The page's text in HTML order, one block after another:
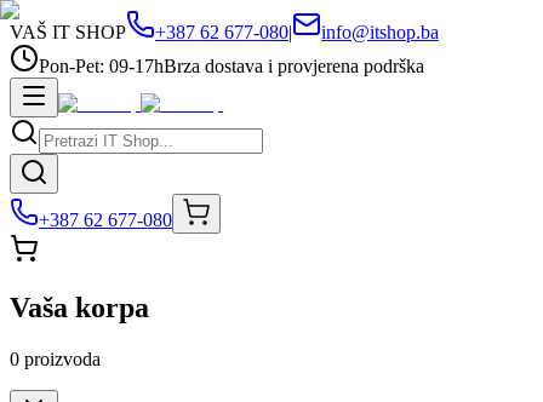
VAŠ IT SHOP +387 62 677-080|
info@itshop.ba
Pon-Pet: 09-17hBrza dostava i provjerena podrška
+387 62 677-080
Vaša korpa
0 proizvoda